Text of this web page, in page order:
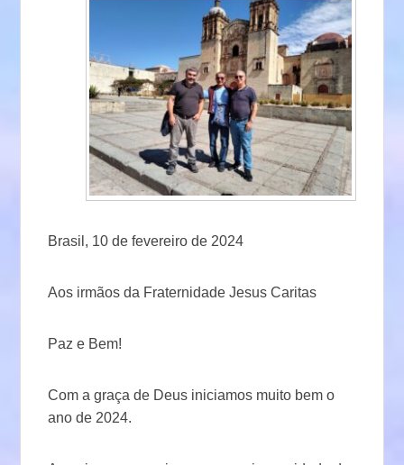
Brasil, 10 de fevereiro de 2024
Aos irmãos da Fraternidade Jesus Caritas
Paz e Bem!
Com a graça de Deus iniciamos muito bem o
ano de 2024.